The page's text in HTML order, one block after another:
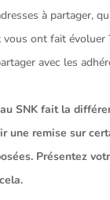
à partager,
ont fait évoluer
avec les
SNK fait la
une remise sur
Présentez